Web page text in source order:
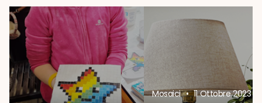
Mosaici • 11 Ottobre 2023